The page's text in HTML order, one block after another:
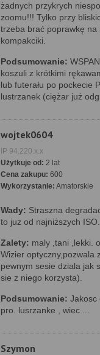
żadnych przykrych
zoomu!!! Tylko przy
trzeba brać poprawkę na
kompakciki.
Podsumowanie:
koszuli z krótkimi
lub futerału po pockecie
lustrzanek (ciężar już
wojtek0604
IP 94.220.x.x
Użytkuje od: 2 lat
Cena zakupu: 600
Wykorzystanie: Amatorskie
Wady: Straszna
to juz od najniższych ISO.
Zalety: maly ,tani ,lekki.
Wizier optyczny,pozwala
pewnym sesie dziala jak
sie z niego korzysta).
Podsumowanie: Jakosc
pro. lusrzanke , wiec ...
Szymon